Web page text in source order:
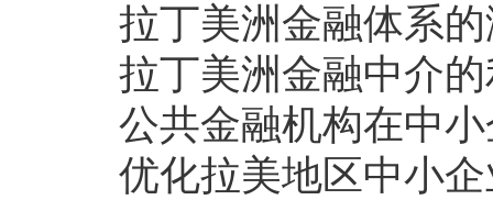
拉丁美洲金融体系
拉丁美洲金融中介
公共金融机构在中
优化拉美地区中小